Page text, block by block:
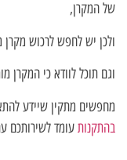
של המקרן,
ולכן יש לחפש לרכוש מקרן
וגם תוכל לוודא כי
מחפשים מתקין שיידע
בהתקנותעומד לשירותכם